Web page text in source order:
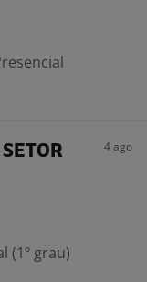
4 ago
(1º grau)